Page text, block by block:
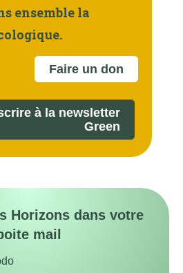
ensemble la
Faire un don
à la newsletter
Green
Horizons dans votre
mail